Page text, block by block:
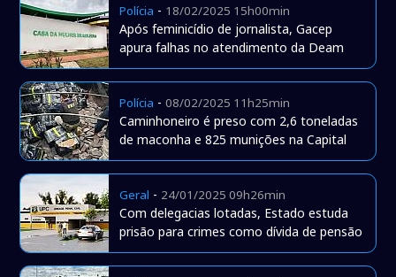
Polícia - 18/02/2025 15h00min
Após feminicídio de jornalista, Gacep
apura falhas no atendimento da Deam
Polícia -08/02/2025 11h25min
Caminhoneiro é preso com 2,6 toneladas
de maconha e 825 munições na Capital
Geral - 24/01/2025 09h26min
Com delegacias lotadas, Estado estuda
prisão para crimes como dívida de pensão